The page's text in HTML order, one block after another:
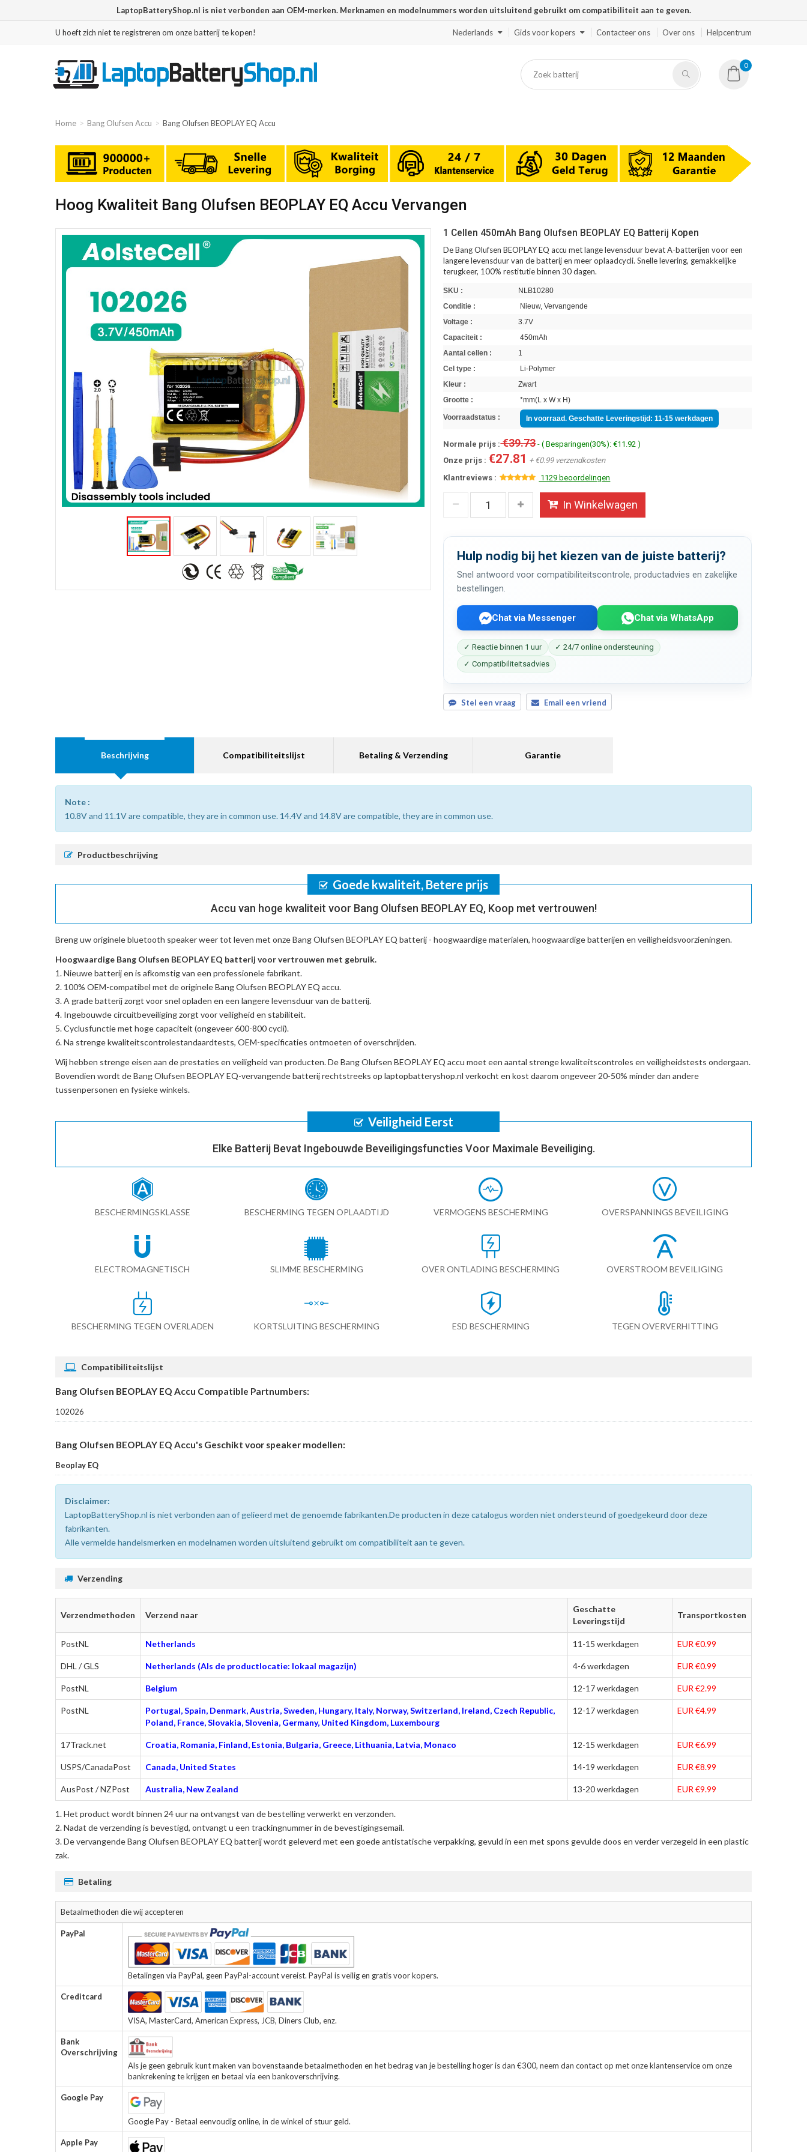
LaptopBatteryShop.nl is niet verbonden aan OEM-merken. Merknamen en modelnummers worden uitsluitend gebruikt om compatibiliteit aan te geven.
U hoeft zich niet te registreren om onze batterij te kopen! Nederlands Gids voor kopers Contacteer ons Over ons Helpcentrum
0
Home Bang Olufsen Accu Bang Olufsen BEOPLAY EQ Accu
Hoog Kwaliteit Bang Olufsen BEOPLAY EQ Accu Vervangen
1 Cellen 450mAh Bang Olufsen BEOPLAY EQ Batterij Kopen
De Bang Olufsen BEOPLAY EQ accu met lange levensduur bevat A-batterijen voor een
langere levensduur van de batterij en meer oplaadcycli. Snelle levering, gemakkelijke
terugkeer, 100% restitutie binnen 30 dagen.
SKU :
NLB10280
Conditie :
Nieuw, Vervangende
Voltage :
3.7V
Capaciteit :
450mAh
Aantal cellen :
1
Cel type :
Li-Polymer
Kleur :
Zwart
Grootte :
*mm(L x W x H)
Voorraadstatus : In voorraad. Geschatte Leveringstijd: 11-15 werkdagen
Normale prijs :€39.73- ( Besparingen(30%): €11.92 )
Onze prijs : €27.81 + €0.99 verzendkosten
Klantreviews :
1129 beoordelingen
In Winkelwagen
Hulp nodig bij het kiezen van de juiste batterij?
Snel antwoord voor compatibiliteitscontrole, productadvies en zakelijke
bestellingen.
Chat via Messenger Chat via WhatsApp
✓ Reactie binnen 1 uur
✓ 24/7 online ondersteuning
✓ Compatibiliteitsadvies
Stel een vraag Email een vriend
Beschrijving Compatibiliteitslijst Betaling & Verzending Garantie
Note :
10.8V and 11.1V are compatible, they are in common use. 14.4V and 14.8V are compatible, they are in common use.
Productbeschrijving
Goede kwaliteit, Betere prijs
Accu van hoge kwaliteit voor Bang Olufsen BEOPLAY EQ, Koop met vertrouwen!
Breng uw originele bluetooth speaker weer tot leven met onzeBang Olufsen BEOPLAY EQ batterij - hoogwaardige materialen, hoogwaardige batterijen en veiligheidsvoorzieningen.
Hoogwaardige Bang Olufsen BEOPLAY EQ batterij voor vertrouwen met gebruik.
Nieuwe batterij en is afkomstig van een professionele fabrikant.
100% OEM-compatibel met deoriginele Bang Olufsen BEOPLAY EQ accu.
A grade batterij zorgt voor snel opladen en een langere levensduur van de batterij.
Ingebouwde circuitbeveiliging zorgt voor veiligheid en stabiliteit.
Cyclusfunctie met hoge capaciteit (ongeveer 600-800 cycli).
Na strenge kwaliteitscontrolestandaardtests, OEM-specificaties ontmoeten of overschrijden.
Wij hebben strenge eisen aan de prestaties en veiligheid van producten. DeBang Olufsen BEOPLAY EQ accu moet een aantal strenge kwaliteitscontroles en veiligheidstests ondergaan.
Bovendien wordt deBang Olufsen BEOPLAY EQ-vervangende batterijrechtstreeks op laptopbatteryshop.nl verkocht en kost daarom ongeveer 20-50% minder dan andere
tussenpersonen en fysieke winkels.
Veiligheid Eerst
Elke Batterij Bevat Ingebouwde Beveiligingsfuncties Voor Maximale Beveiliging.
BESCHERMINGSKLASSE BESCHERMING TEGEN OPLAADTIJD VERMOGENS BESCHERMING OVERSPANNINGS BEVEILIGING
ELECTROMAGNETISCH SLIMME BESCHERMING OVER ONTLADING BESCHERMING OVERSTROOM BEVEILIGING
BESCHERMING TEGEN OVERLADEN KORTSLUITING BESCHERMING ESD BESCHERMING TEGEN OVERVERHITTING
Compatibiliteitslijst
Bang Olufsen BEOPLAY EQ Accu Compatible Partnumbers:
102026
Bang Olufsen BEOPLAY EQ Accu's Geschikt voor speaker modellen:
Beoplay EQ
Disclaimer:
LaptopBatteryShop.nl is niet verbonden aan of gelieerd met de genoemde fabrikanten.De producten in deze catalogus worden niet ondersteund of goedgekeurd door deze
fabrikanten.
Alle vermelde handelsmerken en modelnamen worden uitsluitend gebruikt om compatibiliteit aan te geven.
Verzending
Verzendmethoden Verzend naar
Geschatte
Leveringstijd
Transportkosten
PostNL Netherlands 11-15 werkdagen EUR €0.99
DHL / GLS Netherlands (Als de productlocatie: lokaal magazijn) 4-6 werkdagen EUR €0.99
PostNL Belgium 12-17 werkdagen EUR €2.99
PostNL
Portugal, Spain, Denmark, Austria, Sweden, Hungary, Italy, Norway, Switzerland, Ireland, Czech Republic,
Poland, France, Slovakia, Slovenia, Germany, United Kingdom, Luxembourg
12-17 werkdagen EUR €4.99
17Track.net Croatia, Romania, Finland, Estonia, Bulgaria, Greece, Lithuania, Latvia, Monaco 12-15 werkdagen EUR €6.99
USPS/CanadaPost Canada, United States 14-19 werkdagen EUR €8.99
AusPost / NZPost Australia, New Zealand 13-20 werkdagen EUR €9.99
Het product wordt binnen 24 uur na ontvangst van de bestelling verwerkt en verzonden.
Nadat de verzending is bevestigd, ontvangt u een trackingnummer in de bevestigingsemail.
Devervangende Bang Olufsen BEOPLAY EQ batterijwordt geleverd met een goede antistatische verpakking, gevuld in een met spons gevulde doos en verder verzegeld in een plastic
zak.
Betaling
Betaalmethoden die wij accepteren
PayPal
Betalingen via PayPal, geen PayPal-account vereist. PayPal is veilig en gratis voor kopers.
Creditcard
VISA, MasterCard, American Express, JCB, Diners Club, enz.
Bank
Overschrijving
Als je geen gebruik kunt maken van bovenstaande betaalmethoden en het bedrag van je bestelling hoger is dan €300, neem dan contact op met onze klantenservice om onze
bankrekening te krijgen en betaal via een bankoverschrijving.
Google Pay
Google Pay - Betaal eenvoudig online, in de winkel of stuur geld.
Apple Pay